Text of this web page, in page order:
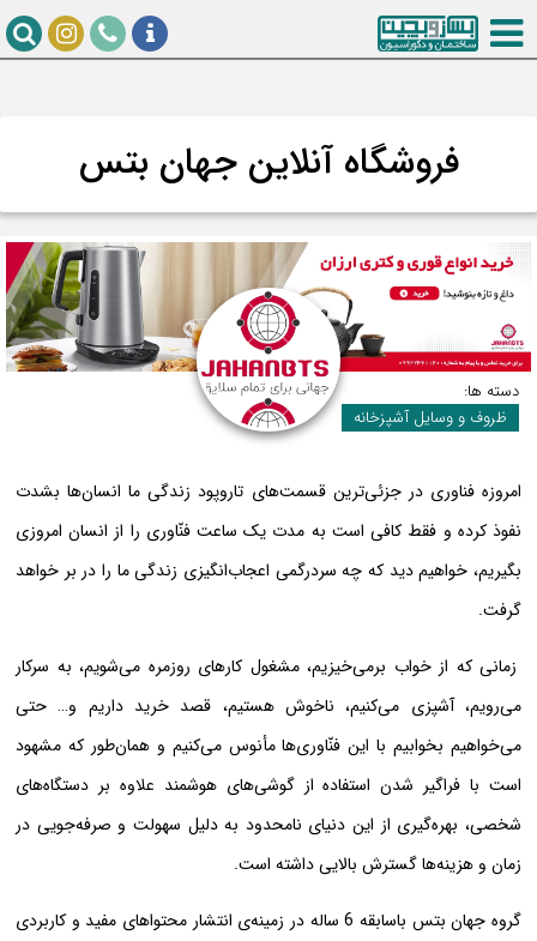
فروشگاه آنلاین جهان بتس
دسته ها:
ظروف و وسایل آشپزخانه
امروزه فناوری در جزئی‌ترین قسمت‌های تاروپود زندگی ما انسان‌ها بشدت
نفوذ کرده و فقط کافی است به مدت یک ساعت فنّاوری را از انسان امروزی
بگیریم، خواهیم دید که چه سردرگمی اعجاب‌انگیزی زندگی ما را در بر خواهد
گرفت.
زمانی که از خواب برمی‌خیزیم، مشغول کارهای روزمره می‌شویم، به سرکار
می‌رویم، آشپزی می‌کنیم، ناخوش هستیم، قصد خرید داریم و… حتی
می‌خواهیم بخوابیم با این فنّاوری‌ها مأنوس می‌کنیم و همان‌طور که مشهود
است با فراگیر شدن استفاده از گوشی‌های هوشمند علاوه بر دستگاه‌های
شخصی، بهره‌گیری از این دنیای نامحدود به دلیل سهولت و صرفه‌جویی در
زمان و هزینه‌ها گسترش بالایی داشته است.
گروه جهان بتس باسابقه 6 ساله در زمینه‌ی انتشار محتواهای مفید و کاربردی